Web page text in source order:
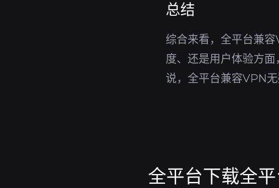
总结
综合来看，全平台兼
度、还是用户体验方
说，全平台兼容VPN
全平台下载全